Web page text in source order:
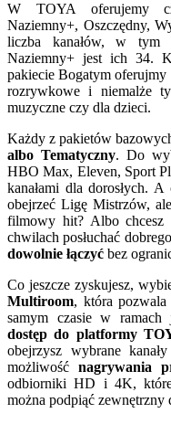
W TOYA oferujemy
Naziemny+, Oszczędny,
liczba kanałów, w
Naziemny+ jest ich 34.
pakiecie Bogatym
rozrywkowe i niemalże
muzyczne czy dla dzieci.
Każdy z pakietów
albo Tematyczny. Do
HBO Max, Eleven, Sport
kanałami dla dorosłych.
obejrzeć Ligę Mistrzów,
filmowy hit? Albo chcesz
chwilach posłuchać
dowolnie łączyć bez
Co jeszcze zyskujesz,
Multiroom, która
samym czasie w ramach
dostęp do platformy
obejrzysz wybrane
możliwość nagrywania
odbiorniki HD i 4K,
można podpiąć zewnętrzny